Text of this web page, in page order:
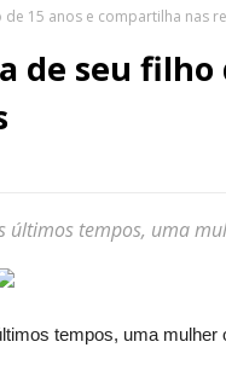
de 15 anos e compartilha nas
de seu filho
últimos tempos, uma
tempos, uma mulher